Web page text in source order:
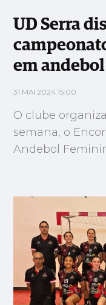
UD Serra
em andebol
31 MAI 2024 15:00
O clube
semana, o
Andebol